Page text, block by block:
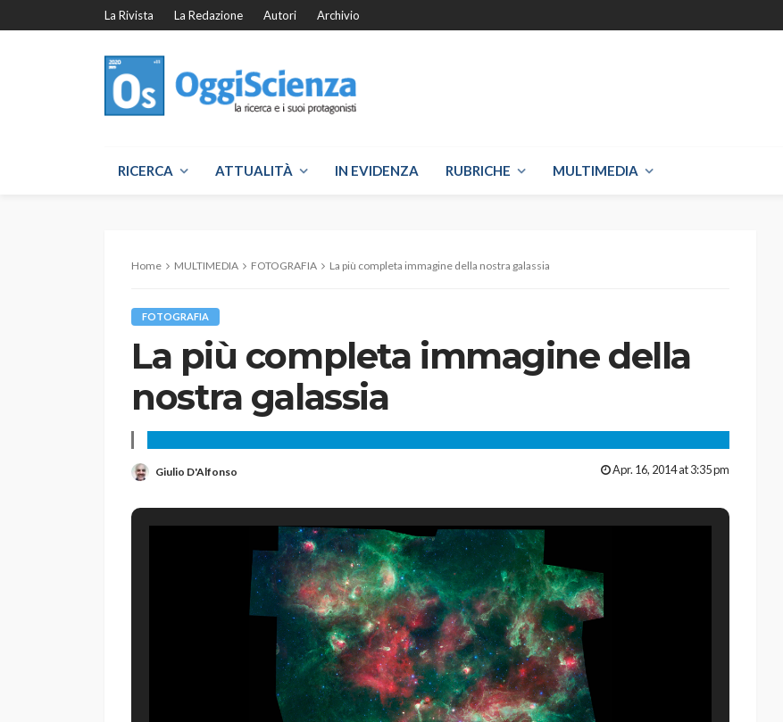
La Rivista La Redazione Autori Archivio
RICERCA ATTUALITÀ IN EVIDENZA RUBRICHE MULTIMEDIA
Home MULTIMEDIA FOTOGRAFIA La più completa immagine della nostra galassia
FOTOGRAFIA
La più completa immagine della
nostra galassia
Giulio D'Alfonso Apr. 16, 2014 at 3:35 pm